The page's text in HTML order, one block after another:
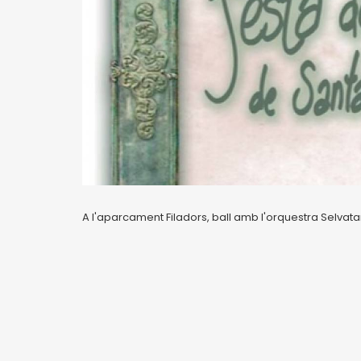
A l'aparcament Filadors, ball amb l'orquestra